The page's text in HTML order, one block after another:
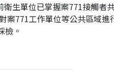
衛生單位已掌握案771接觸者
案771工作單位等公共區域
檢。